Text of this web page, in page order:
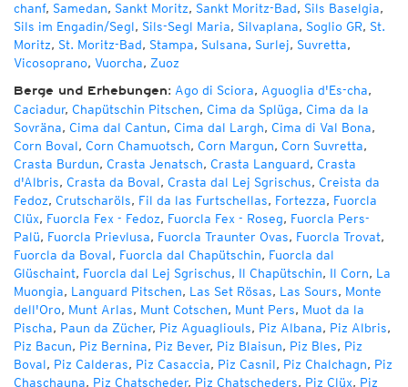
chanf, Samedan, Sankt Moritz, Sankt Moritz-Bad, Sils Baselgia,
Sils im Engadin/Segl, Sils-Segl Maria, Silvaplana, Soglio GR, St.
Moritz, St. Moritz-Bad, Stampa, Sulsana, Surlej, Suvretta,
Vicosoprano, Vuorcha, Zuoz
Berge und Erhebungen: Ago di Sciora, Aguoglia d'Es-cha,
Caciadur, Chapütschin Pitschen, Cima da Splüga, Cima da la
Sovräna, Cima dal Cantun, Cima dal Largh, Cima di Val Bona,
Corn Boval, Corn Chamuotsch, Corn Margun, Corn Suvretta,
Crasta Burdun, Crasta Jenatsch, Crasta Languard, Crasta
d'Albris, Crasta da Boval, Crasta dal Lej Sgrischus, Creista da
Fedoz, Crutscharöls, Fil da las Furtschellas, Fortezza, Fuorcla
Clüx, Fuorcla Fex - Fedoz, Fuorcla Fex - Roseg, Fuorcla Pers-
Palü, Fuorcla Prievlusa, Fuorcla Traunter Ovas, Fuorcla Trovat,
Fuorcla da Boval, Fuorcla dal Chapütschin, Fuorcla dal
Glüschaint, Fuorcla dal Lej Sgrischus, Il Chapütschin, Il Corn, La
Muongia, Languard Pitschen, Las Set Rösas, Las Sours, Monte
dell'Oro, Munt Arlas, Munt Cotschen, Munt Pers, Muot da la
Pischa, Paun da Zücher, Piz Aguagliouls, Piz Albana, Piz Albris,
Piz Bacun, Piz Bernina, Piz Bever, Piz Blaisun, Piz Bles, Piz
Boval, Piz Calderas, Piz Casaccia, Piz Casnil, Piz Chalchagn, Piz
Chaschauna, Piz Chatscheder, Piz Chatscheders, Piz Clüx, Piz